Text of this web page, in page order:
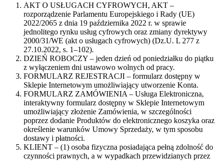
AKT O USŁUGACH CYFROWYCH, AKT –
rozporządzenie Parlamentu Europejskiego i Rady (UE)
2022/2065 z dnia 19 października 2022 r. w sprawie
jednolitego rynku usług cyfrowych oraz zmiany dyrektywy
2000/31/WE (akt o usługach cyfrowych) (Dz.U. L 277 z
27.10.2022, s. 1–102).
DZIEŃ ROBOCZY – jeden dzień od poniedziałku do piątku
z wyłączeniem dni ustawowo wolnych od pracy.
FORMULARZ REJESTRACJI – formularz dostępny w
Sklepie Internetowym umożliwiający utworzenie Konta.
FORMULARZ ZAMÓWIENIA – Usługa Elektroniczna,
interaktywny formularz dostępny w Sklepie Internetowym
umożliwiający złożenie Zamówienia, w szczególności
poprzez dodanie Produktów do elektronicznego koszyka oraz
określenie warunków Umowy Sprzedaży, w tym sposobu
dostawy i płatności.
KLIENT – (1) osoba fizyczna posiadająca pełną zdolność do
czynności prawnych, a w wypadkach przewidzianych przez